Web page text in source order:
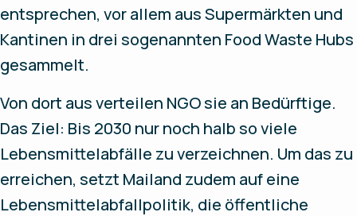
entsprechen, vor allem aus Supermärkten und
Kantinen in drei sogenannten Food Waste Hubs
gesammelt.
Von dort aus verteilen NGO sie an Bedürftige.
Das Ziel: Bis 2030 nur noch halb so viele
Lebensmittelabfälle zu verzeichnen. Um das zu
erreichen, setzt Mailand zudem auf eine
Lebensmittelabfallpolitik, die öffentliche